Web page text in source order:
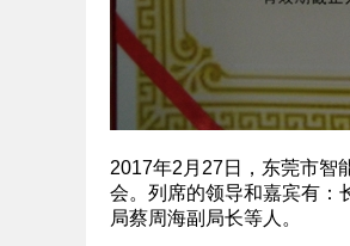
2017年2月27日，东莞市智
会。列席的领导和嘉宾有：
局蔡周海副局长等人。